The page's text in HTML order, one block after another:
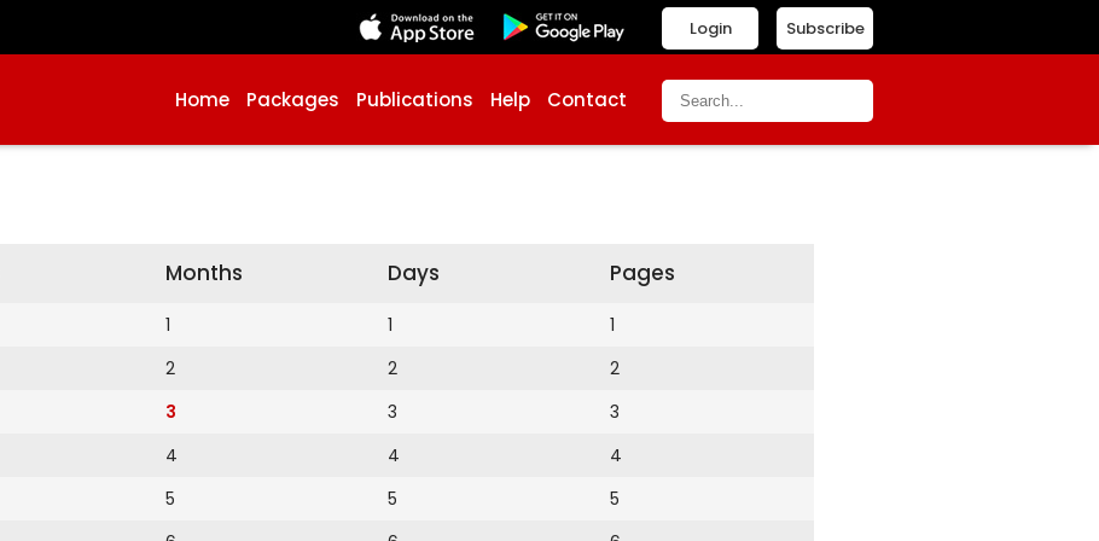
Subscribe
Login
Home Packages Publications Help Contact
Months
1
2
3
4
5
Days
1
2
3
4
5
Pages
1
2
3
4
5